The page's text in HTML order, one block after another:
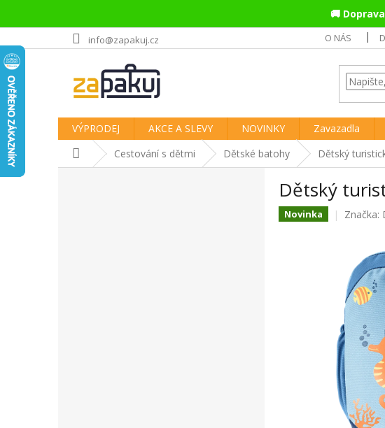
🚚
na
obsah
info@zapakuj.cz O NÁS
VÝPRODEJ AKCE A SLEVY NOVINKY Zavazadla
Domů Cestování s dětmi Dětské batohy Dětský
Dětský
Novinka Značka: